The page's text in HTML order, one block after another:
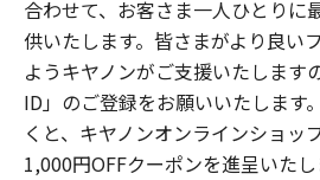
合わせて、お客さま一人ひとりに
供いたします。皆さまがより良い
ようキヤノンがご支援いたします
ID」のご登録をお願いいたします
くと、キヤノンオンラインショッ
1,000円OFFクーポンを進呈いたし